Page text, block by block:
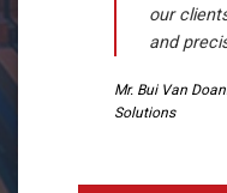
our
and
Mr. Bui Van
Solutions